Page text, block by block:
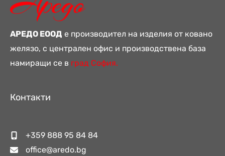
АРЕДО ЕООД е производител на изделия от ковано
желязо, с централен офис и производствена база
намиращи се в град София.
Контакти
+359 888 95 84 84
office@aredo.bg